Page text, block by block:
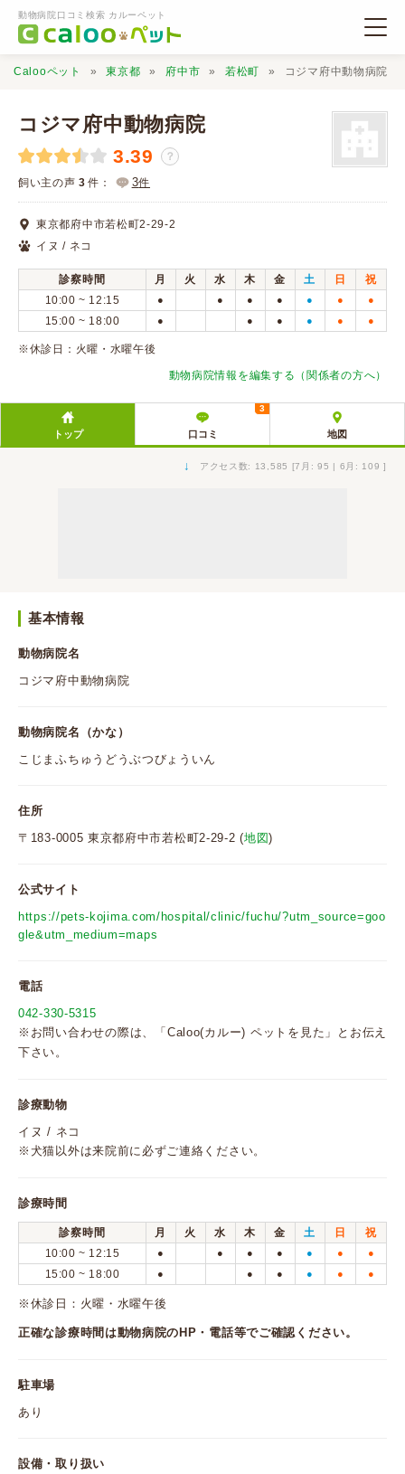
動物病院口コミ検索 カルーペット
動物病院検索
口コミ検索
Calooペットとは？
口コミ投稿
Calooペット 東京都 府中市 若松町 コジマ府中動物病院
コジマ府中動物病院
3.39 ？
飼い主の声 3 件： 3件
東京都府中市若松町2-29-2
イヌ / ネコ
診察時間 月 火 水 木 金 土 日
祝
10:00 ~ 12:15
● ● ● ● ● ● ●
15:00 ~ 18:00 ● ● ● ● ● ●
※休診日：火曜・水曜午後
動物病院情報を編集する（関係者の方へ）
トップ 口コミ
3
地図
↓ アクセス数: 13,585 [7月: 95 | 6月: 109 ]
基本情報
動物病院名
コジマ府中動物病院
動物病院名（かな）
こじまふちゅうどうぶつびょういん
住所
〒183-0005 東京都府中市若松町2-29-2 (地図)
公式サイト
https://pets-kojima.com/hospital/clinic/fuchu/?utm_source=goo
gle&utm_medium=maps
電話
042-330-5315
※お問い合わせの際は、「Caloo(カルー) ペットを見た」とお伝え
下さい。
診療動物
イヌ / ネコ
※犬猫以外は来院前に必ずご連絡ください。
診療時間
診察時間 月 火 水 木 金 土 日
祝
10:00 ~ 12:15
● ● ● ● ● ● ●
15:00 ~ 18:00 ● ● ● ● ● ●
※休診日：火曜・水曜午後
正確な診療時間は動物病院のHP・電話等でご確認ください。
駐車場
あり
設備・取り扱い